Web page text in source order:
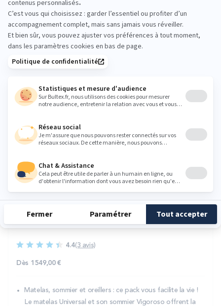
BULTEX® Primo, 15cm
DÉCOUVRIR
Ensemble READY TO SLEEP
4.4(3 avis)
Dès 1 549,00 €
Matelas, sommier et oreillers : ce pack vous facilite la vie !
Le matelas Universal et son sommier Vigoroso offrent la